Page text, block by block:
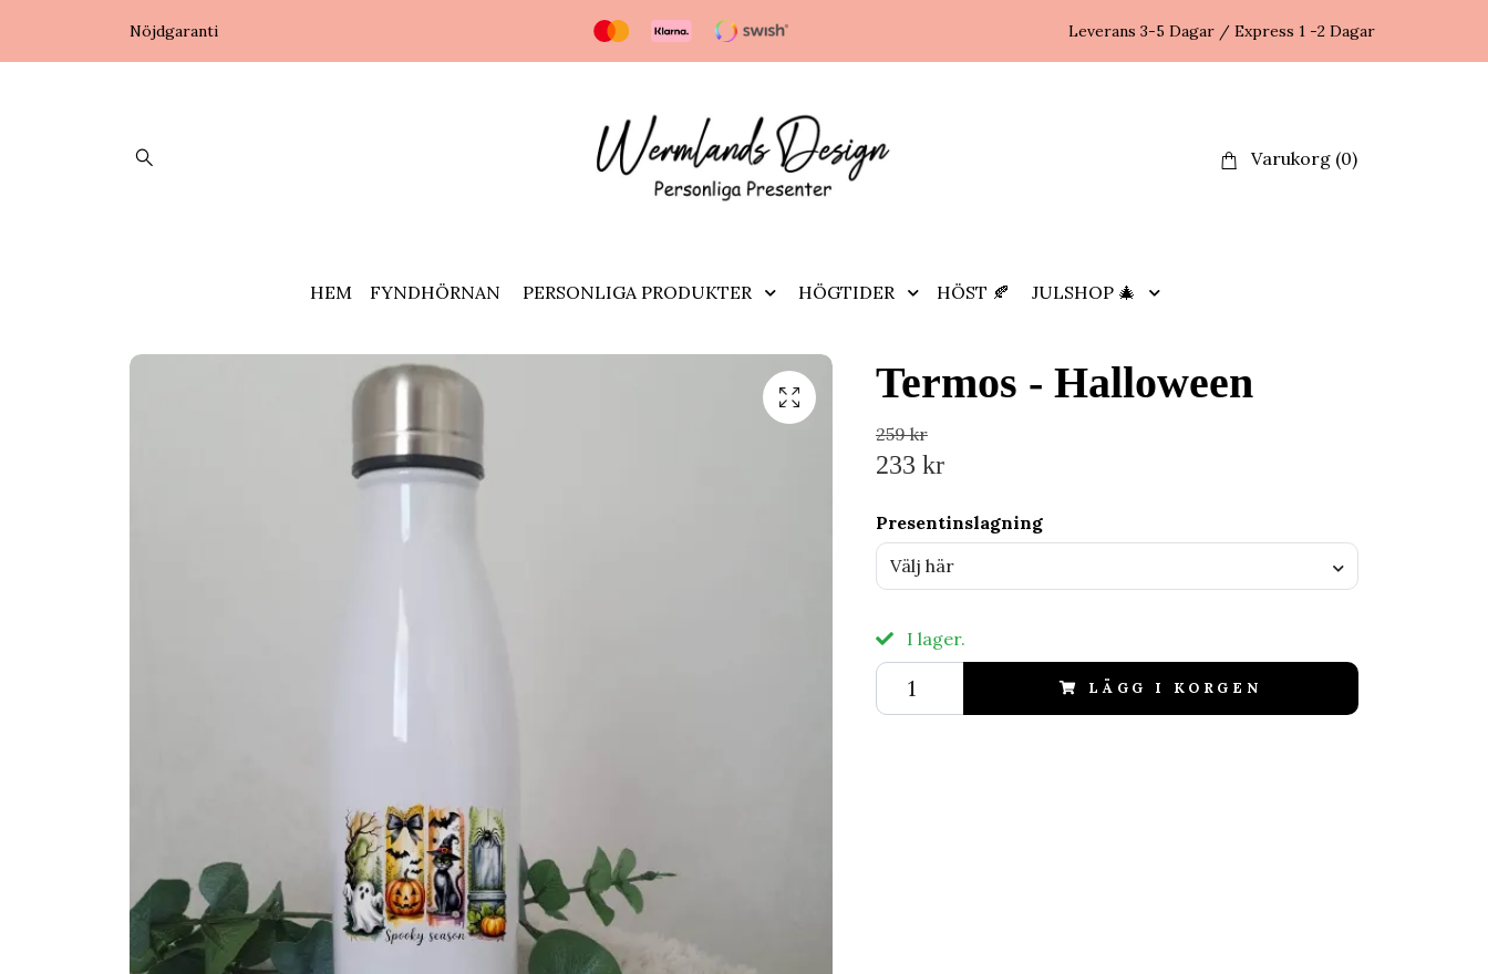
Nöjdgaranti Leverans 3-5 Dagar / Express 1 -2 Dagar
Varukorg (0)
HEM FYNDHÖRNAN PERSONLIGA PRODUKTER HÖGTIDER HÖST 🍂 JULSHOP 🎄
Termos - Halloween
259 kr
233 kr
Presentinslagning
Välj här
I lager.
LÄGG I KORGEN